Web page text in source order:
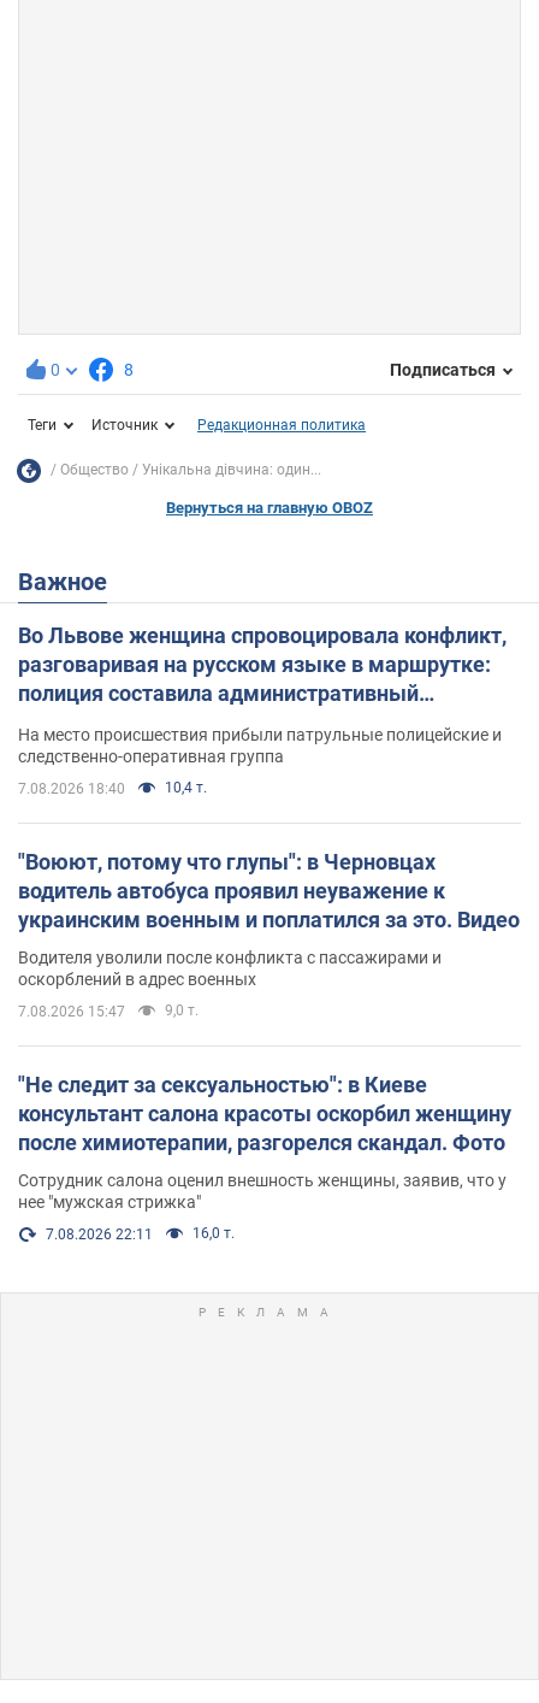
0 8 Подписаться
Теги Источник Редакционная политика
Общество Унікальна дівчина: один...
Вернуться на главную OBOZ
Важное
Во Львове женщина спровоцировала конфликт,
разговаривая на русском языке в маршрутке:
полиция составила административный
На место происшествия прибыли патрульные полицейские и
следственно-оперативная группа
7.08.2026 18:40 10,4 т.
"Воюют, потому что глупы": в Черновцах
водитель автобуса проявил неуважение к
украинским военным и поплатился за это. Видео
Водителя уволили после конфликта с пассажирами и
оскорблений в адрес военных
7.08.2026 15:47 9,0 т.
"Не следит за сексуальностью": в Киеве
консультант салона красоты оскорбил женщину
после химиотерапии, разгорелся скандал. Фото
Сотрудник салона оценил внешность женщины, заявив, что у
нее "мужская стрижка"
7.08.2026 22:11 16,0 т.